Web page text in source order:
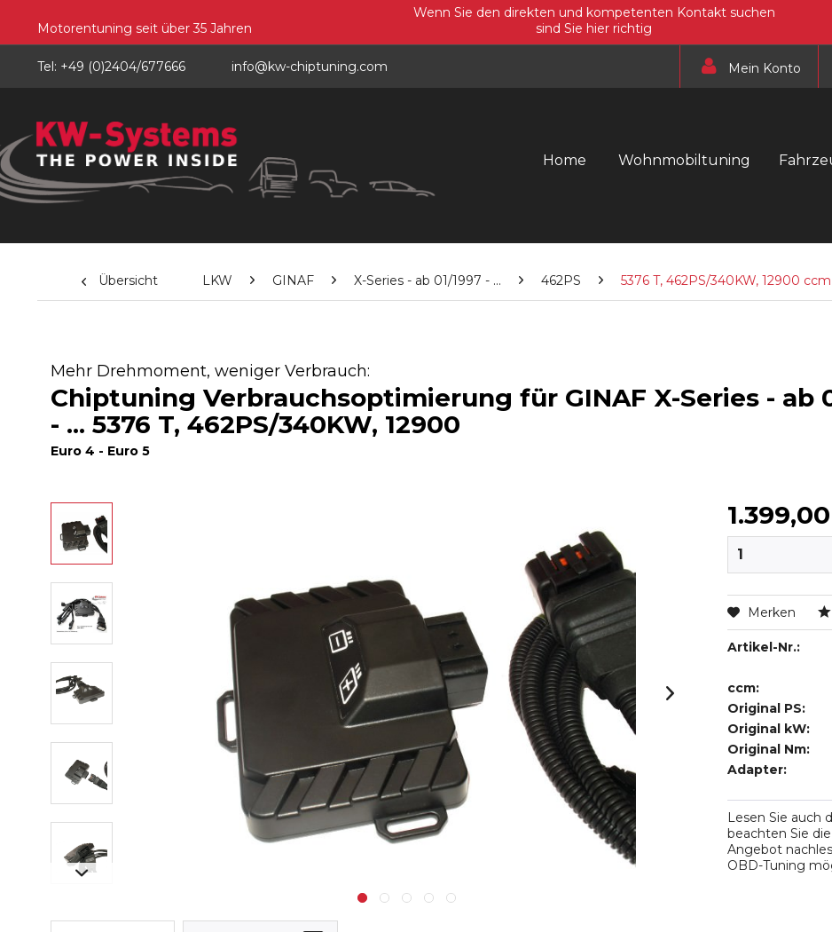
Motorentuning seit über 35 Jahren
Wenn Sie den direkten und kompetenten Kontakt suchen
sind Sie hier richtig
Tel: +49 (0)2404/677666 info@kw-chiptuning.com Mein Konto
Home Wohnmobiltuning
Übersicht LKW GINAF X-Series - ab 01/1997 - ... 462PS 5376 T, 462PS/340KW, 12900 ccm
Mehr Drehmoment, weniger Verbrauch:
Chiptuning Verbrauchsoptimierung für GINAF X-Series - ab
- ... 5376 T, 462PS/340KW, 12900
Euro 4 - Euro 5
Merken
Artikel-Nr.:
ccm:
Original PS:
Original kW:
Original Nm:
Adapter:
Lesen Sie auch
beachten Sie
Angebot
OBD-Tuning